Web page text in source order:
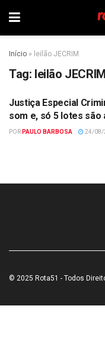
Início » leilão JECRIM
Tag: leilão JECRIM
ADMINISTRAÇÃO
Justiça Especial
som e, só 5 lotes são
POR PAULO BARBOSA 24/08/
© 2025 Rota51 - Todos